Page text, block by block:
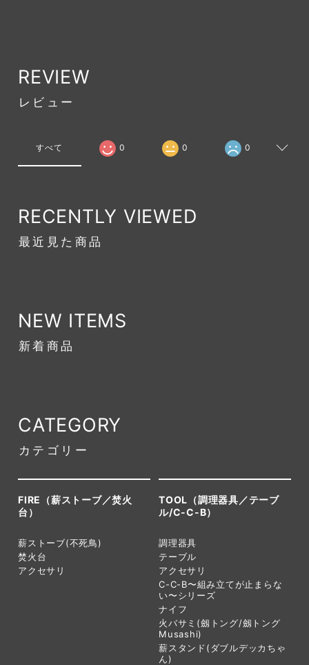
REVIEW
レビュー
すべて 0 0 0
RECENTLY VIEWED
最近見た商品
NEW ITEMS
新着商品
CATEGORY
カテゴリー
FIRE（薪ストーブ／焚火
台）
薪ストーブ(不死鳥)
焚火台
アクセサリ
TOOL（調理器具／テーブ
ル/C-C-B）
調理器具
テーブル
アクセサリ
C-C-B〜組み立てが止まらな
い〜シリーズ
ナイフ
火バサミ(劔トング/劔トング
Musashi)
薪スタンド(ダブルデッカちゃ
ん)